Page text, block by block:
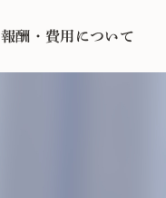
報酬・費用について